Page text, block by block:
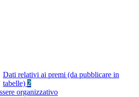
Dati relativi ai premi (da pubblicare in
tabelle) 2
organizzativo